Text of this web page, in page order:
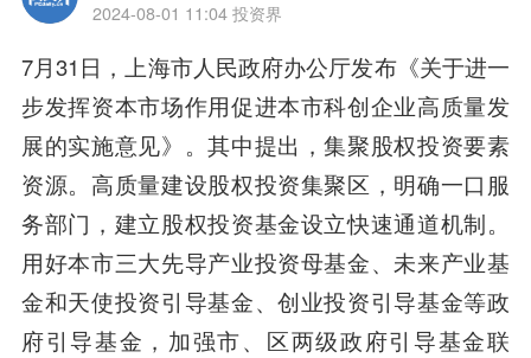
2024-08-01 11:04 投资界
7月31日，上海市人民政府办公厅发布《关于进一
步发挥资本市场作用促进本市科创企业高质量发
展的实施意见》。其中提出，集聚股权投资要素
资源。高质量建设股权投资集聚区，明确一口服
务部门，建立股权投资基金设立快速通道机制。
用好本市三大先导产业投资母基金、未来产业基
金和天使投资引导基金、创业投资引导基金等政
府引导基金，加强市、区两级政府引导基金联